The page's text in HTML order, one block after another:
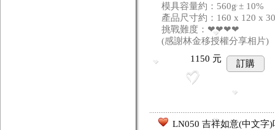
模具容量約：560g ± 10%
產品尺寸約：160 x 120 x
挑戰難度：❤❤❤❤
(感謝林金移授權分享相片)
1150 元 訂購
LN050 吉祥如意(中文字)